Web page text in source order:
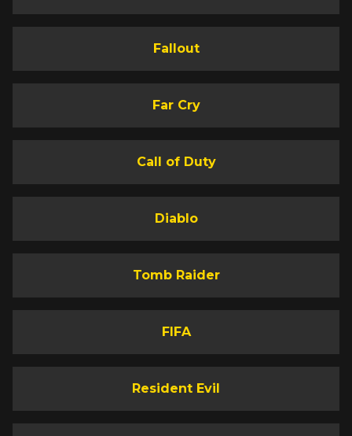
Fallout
Far Cry
Call of Duty
Diablo
Tomb Raider
FIFA
Resident Evil